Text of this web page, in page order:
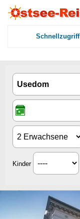
Schnellzugriff
Kinder